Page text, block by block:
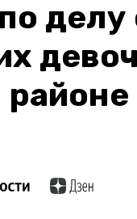
делу